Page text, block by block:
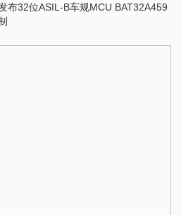
布32位ASIL-B车规MCU BAT32A459